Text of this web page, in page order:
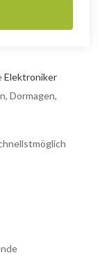
Elektroniker
Dormagen,